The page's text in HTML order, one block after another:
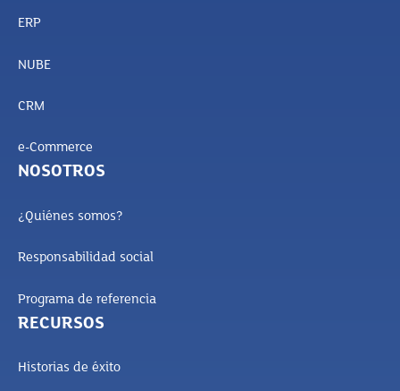
ERP
NUBE
CRM
e-Commerce
NOSOTROS
¿Quiénes somos?
Responsabilidad social
Programa de referencia
RECURSOS
Historias de éxito